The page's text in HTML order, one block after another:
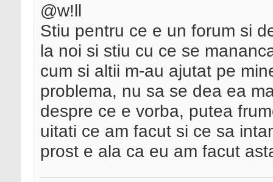
@w!ll
Stiu pentru ce e un forum si
la noi si stiu cu ce se
cum si altii m-au ajutat pe
problema, nu sa se dea ea
despre ce e vorba, putea
uitati ce am facut si ce sa
prost e ala ca eu am facut